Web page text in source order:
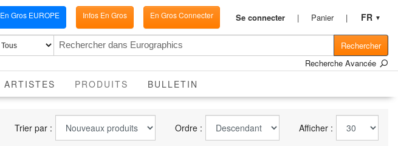
En Gros EUROPE Infos En Gros En Gros Connecter Se connecter Panier FR ▼
Rechercher
Recherche Avancée
ARTISTES PRODUITS ACTIVEBULLETIN
Trier par : Ordre : Afficher :